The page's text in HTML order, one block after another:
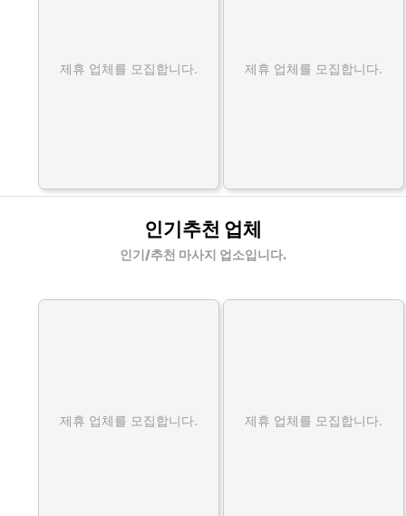
제휴 업체를 모집합니다. 제휴 업체를 모집합니다.
인기추천 업체
인기/추천 마사지 업소입니다.
제휴 업체를 모집합니다. 제휴 업체를 모집합니다.